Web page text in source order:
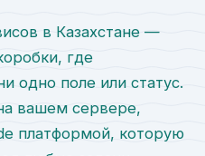
в Казахстане —
где
одно поле или статус.
вашем сервере,
платформой, которую